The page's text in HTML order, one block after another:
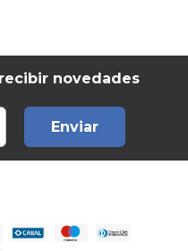
novedades
Enviar